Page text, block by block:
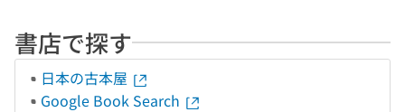
書店で探す
日本の古本屋
Google Book Search